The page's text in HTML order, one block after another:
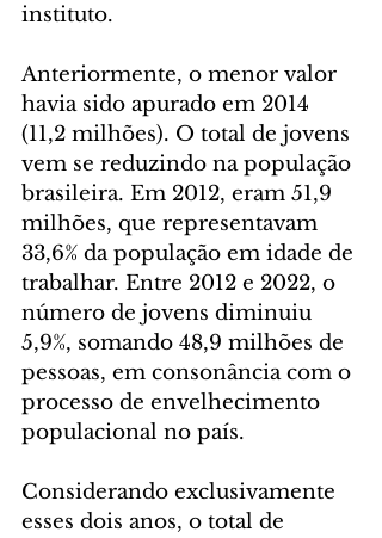
instituto.
Anteriormente, o menor valor
havia sido apurado em 2014
(11,2 milhões). O total de jovens
vem se reduzindo na população
brasileira. Em 2012, eram 51,9
milhões, que representavam
33,6% da população em idade de
trabalhar. Entre 2012 e 2022, o
número de jovens diminuiu
5,9%, somando 48,9 milhões de
pessoas, em consonância com o
processo de envelhecimento
populacional no país.
Considerando exclusivamente
esses dois anos, o total de